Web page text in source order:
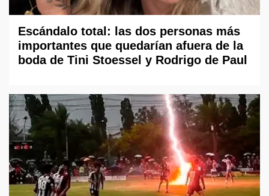
Escándalo total: las dos personas más
importantes que quedarían afuera de la
boda de Tini Stoessel y Rodrigo de Paul